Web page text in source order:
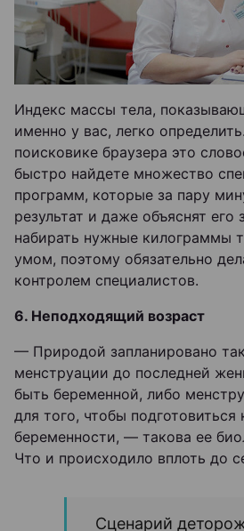
Индекс массы тела,
именно у вас, легко
поисковике браузера это
быстро найдете множество
программ, которые за пару
результат и даже объяснят его
набирать нужные килограммы
умом, поэтому обязательно
контролем специалистов.
6. Неподходящий возраст
— Природой запланировано
менструации до последней
быть беременной, либо
для того, чтобы
беременности, — такова ее
Что и происходило вплоть до
Сценарий